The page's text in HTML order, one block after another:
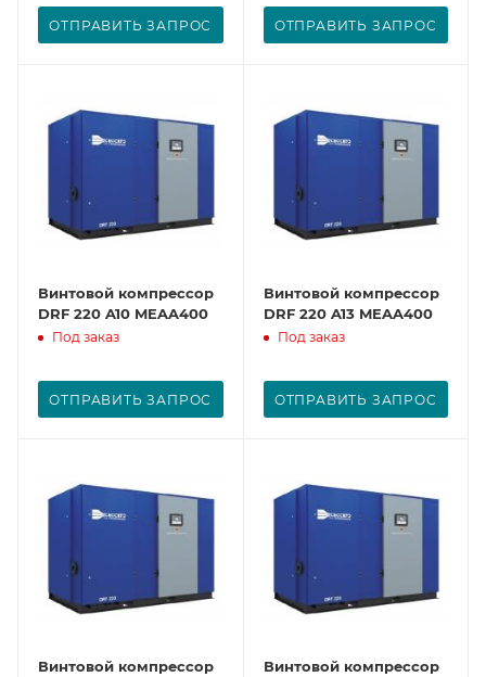
ОТПРАВИТЬ ЗАПРОС ОТПРАВИТЬ ЗАПРОС
Винтовой компрессор
DRF 220 A10 MEAA400
Под заказ
ОТПРАВИТЬ ЗАПРОС
Винтовой компрессор
DRF 220 A13 MEAA400
Под заказ
ОТПРАВИТЬ ЗАПРОС
Винтовой компрессор
Винтовой компрессор